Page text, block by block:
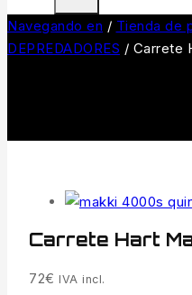
Navegando en / Tienda de
DEPREDADORES / Carrete
Carrete Hart
72€ IVA incl.